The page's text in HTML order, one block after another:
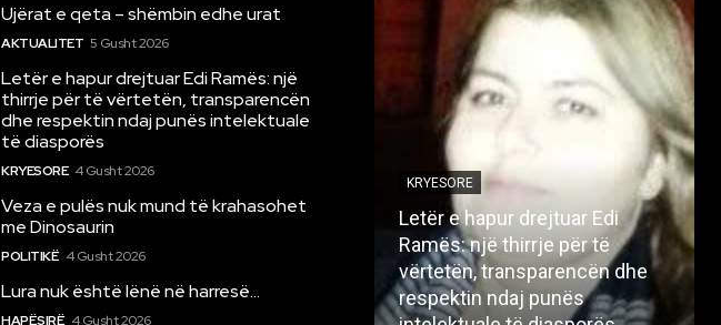
Ujërat e qeta – shëmbin edhe urat
AKTUALITET 5 Gusht 2026
Letër e hapur drejtuar Edi Ramës: një
thirrje për të vërtetën, transparencën
dhe respektin ndaj punës intelektuale
të diasporës
KRYESORE 4 Gusht 2026
Veza e pulës nuk mund të krahasohet
me Dinosaurin
POLITIKË 4 Gusht 2026
Lura nuk është lënë në harresë…
HAPËSIRË 4 Gusht 2026
KRYESORE
Letër e hapur drejtuar Edi
Ramës: një thirrje për të
vërtetën, transparencën dhe
respektin ndaj punës